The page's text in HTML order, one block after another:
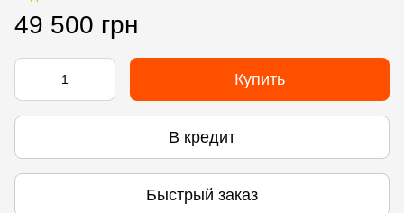
49 500 грн
Купить
В кредит
Быстрый заказ